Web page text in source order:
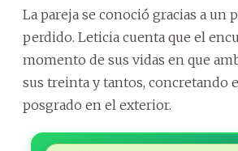
La pareja se conoció gracias a un
perdido. Leticia cuenta que el
momento de sus vidas en que
sus treinta y tantos, concretando
posgrado en el exterior.